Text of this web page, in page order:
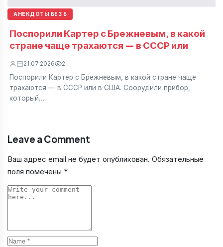
АНЕКДОТЫ БЕЗ Б
Поспорили Картер с Брежневым, в какой
стране чаще трахаются — в СССР или
21.07.2026 2
Поспорили Картер с Брежневым, в какой стране чаще
трахаются — в СССР или в США. Соорудили прибор,
который…
Leave a Comment
Ваш адрес email не будет опубликован. Обязательные
поля помечены *
Comment
Name